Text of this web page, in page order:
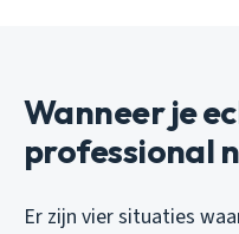
Wanneer je
professional
Er zijn vier situaties